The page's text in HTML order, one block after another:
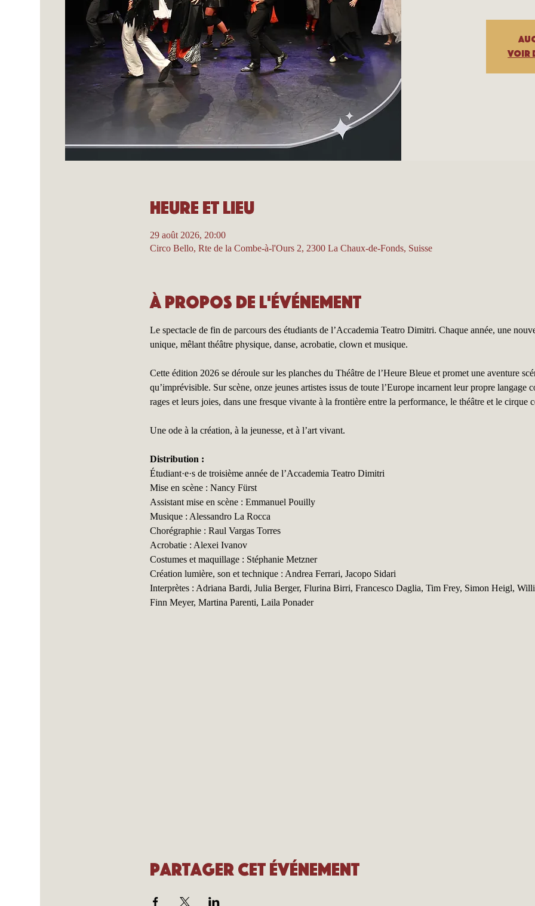
Voir
Heure et lieu
29 août 2026, 20:00
Circo Bello, Rte de la Combe-à-l'Ours 2, 2300 La Chaux-de-Fonds, Suisse
À propos de l'événement
Le spectacle de fin de parcours des étudiants de l’Accademia Teatro Dimitri. Chaque année, une
unique, mêlant théâtre physique, danse, acrobatie, clown et musique.
Cette édition 2026 se déroule sur les planches du Théâtre de l’Heure Bleue et promet une aventure
qu’imprévisible. Sur scène, onze jeunes artistes issus de toute l’Europe incarnent leur propre langage
rages et leurs joies, dans une fresque vivante à la frontière entre la performance, le théâtre et le cirque
Une ode à la création, à la jeunesse, et à l’art vivant.
Distribution :
Étudiant·e·s de troisième année de l’Accademia Teatro Dimitri
Mise en scène : Nancy Fürst
Assistant mise en scène : Emmanuel Pouilly
Musique : Alessandro La Rocca
Chorégraphie : Raul Vargas Torres
Acrobatie : Alexei Ivanov
Costumes et maquillage : Stéphanie Metzner
Création lumière, son et technique : Andrea Ferrari, Jacopo Sidari
Interprètes : Adriana Bardi, Julia Berger, Flurina Birri, Francesco Daglia, Tim Frey, Simon Heigl,
Finn Meyer, Martina Parenti, Laila Ponader
Partager cet événement